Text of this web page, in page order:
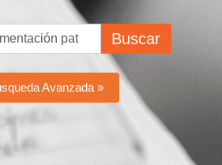
Buscar
Avanzada »